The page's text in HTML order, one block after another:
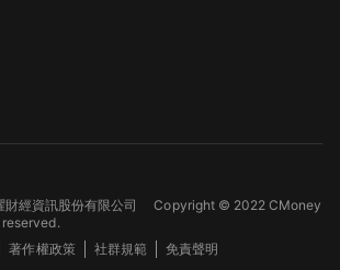
財經資訊股份有限公司Copyright © 2022 CMoney
著作權政策 社群規範 免責聲明